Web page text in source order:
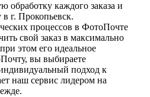
обработку каждого заказа и
г. Прокопьевск.
процессов в ФотоПочте
свой заказ в максимально
этом его идеальное
вы выбираете
подход к
наш сервис лидером на